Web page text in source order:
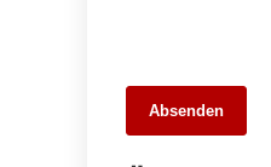
Absenden
Die 10